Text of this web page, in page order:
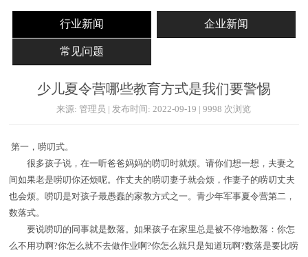
行业新闻 企业新闻
常见问题
少儿夏令营哪些教育方式是我们要警惕
来源: 管理员 | 发布时间: 2022-09-19 | 9998 次浏览
第一，唠叨式。
很多孩子说，在一听爸爸妈妈的唠叨时就烦。请你们想一想，夫妻之
间如果老是唠叨你还烦呢。作丈夫的唠叨妻子就会烦，作妻子的唠叨丈夫
也会烦。唠叨是对孩子最愚蠢的家教方式之一。青少年军事夏令营第二，
数落式。
要说唠叨的同事就是数落。如果孩子在家里总是被不停地数落：你怎
么不用功啊?你怎么就不去做作业啊?你怎么就只是知道玩啊?数落是要比唠